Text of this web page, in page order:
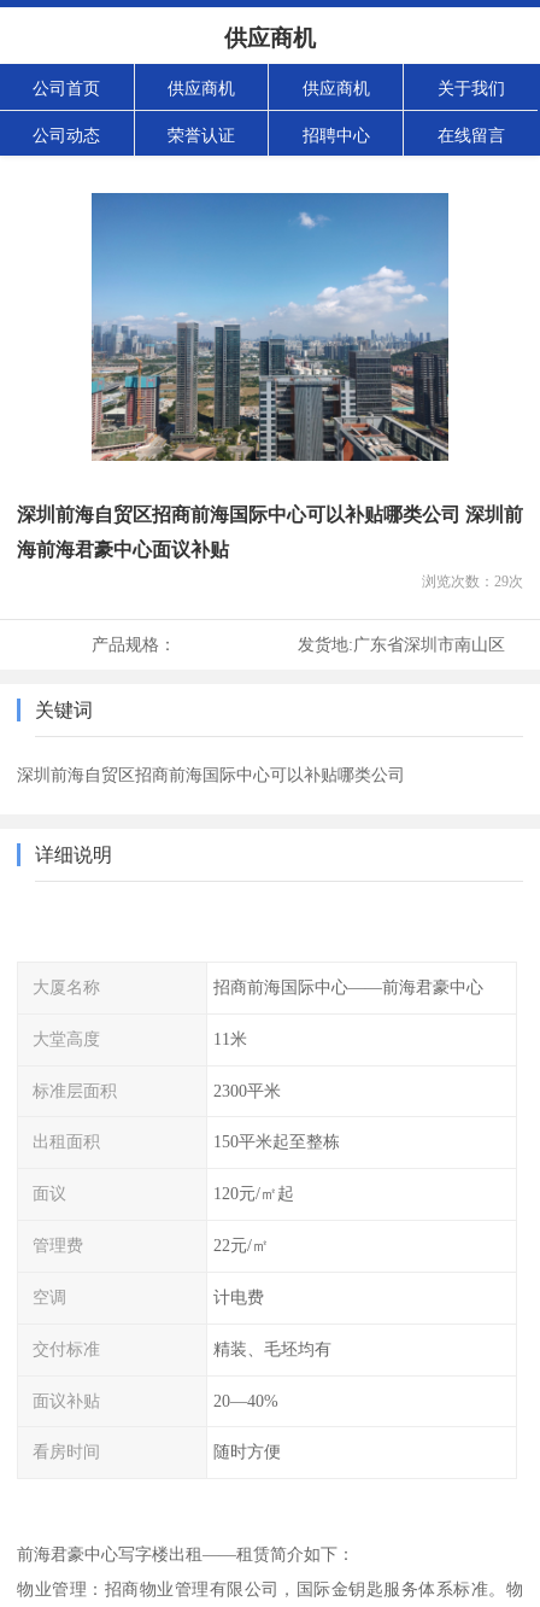
供应商机
公司首页 供应商机 供应商机 关于我们
公司动态 荣誉认证 招聘中心 在线留言
深圳前海自贸区招商前海国际中心可以补贴哪类公司 深圳前
海前海君豪中心面议补贴
浏览次数： 29次
产品规格： 发货地:广东省深圳市南山区
关键词
深圳前海自贸区招商前海国际中心可以补贴哪类公司
详细说明
大厦名称 招商前海国际中心——前海君豪中心
大堂高度 11米
标准层面积 2300平米
出租面积 150平米起至整栋
面议 120元/㎡起
管理费 22元/㎡
空调 计电费
交付标准 精装、毛坯均有
面议补贴 20—40%
看房时间 随时方便
前海君豪中心写字楼出租——租赁简介如下：
物业管理：招商物业管理有限公司，国际金钥匙服务体系标准。物